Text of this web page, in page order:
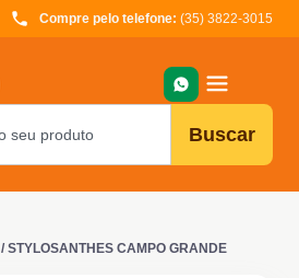
Compre pelo telefone: (35) 3822-3015
Buscar
/ STYLOSANTHES CAMPO GRANDE